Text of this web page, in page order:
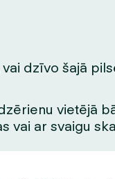
dzīvo šajā
vietējā
vai ar svaigu